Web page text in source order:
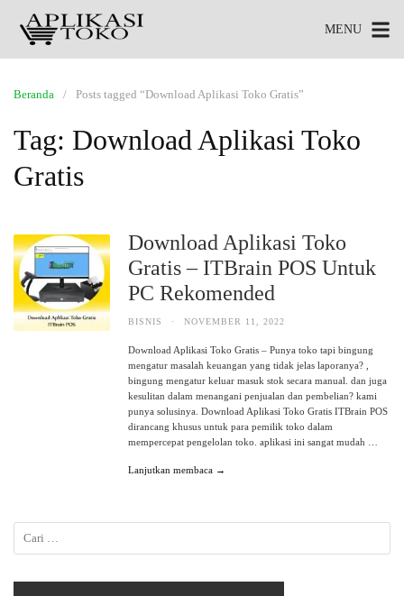
MENU
Beranda Posts tagged “Download Aplikasi Toko Gratis”
Tag: Download Aplikasi Toko
Gratis
Download Aplikasi Toko
Gratis – ITBrain POS Untuk
PC Rekomended
BISNIS · NOVEMBER 11, 2022
Download Aplikasi Toko Gratis – Punya toko tapi bingung
mengatur masalah keuangan yang tidak jelas laporanya? ,
bingung mengatur keluar masuk stok secara manual. dan juga
kesulitan dalam menangani penjualan dan pembelian? kami
punya solusinya. Download Aplikasi Toko Gratis ITBrain POS
dirancang khusus untuk para pemilik toko dalam
mempercepat pengelolan toko. aplikasi ini sangat mudah …
Lanjutkan membaca →